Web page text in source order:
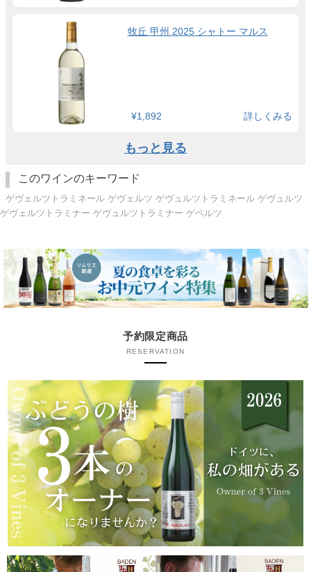
牧丘 甲州 2025 シャトー マルス
¥1,892 詳しくみる
もっと見る
このワインのキーワード
ゲヴェルツトラミネール ゲヴェルツ ゲヴュルツトラミネール ゲヴュルツ
ゲヴェルツトラミナー ゲヴュルツトラミナー ゲベルツ
予約限定商品
RESERVATION